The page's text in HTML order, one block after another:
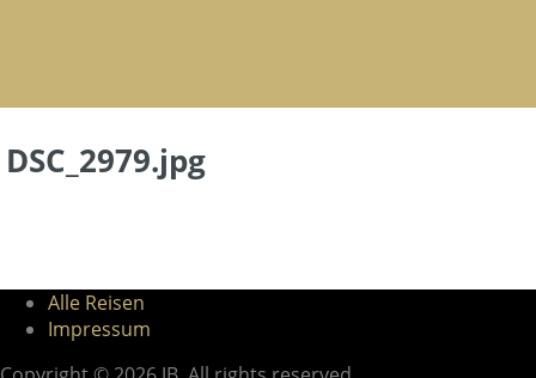
DSC_2979.jpg
Alle Reisen
Impressum